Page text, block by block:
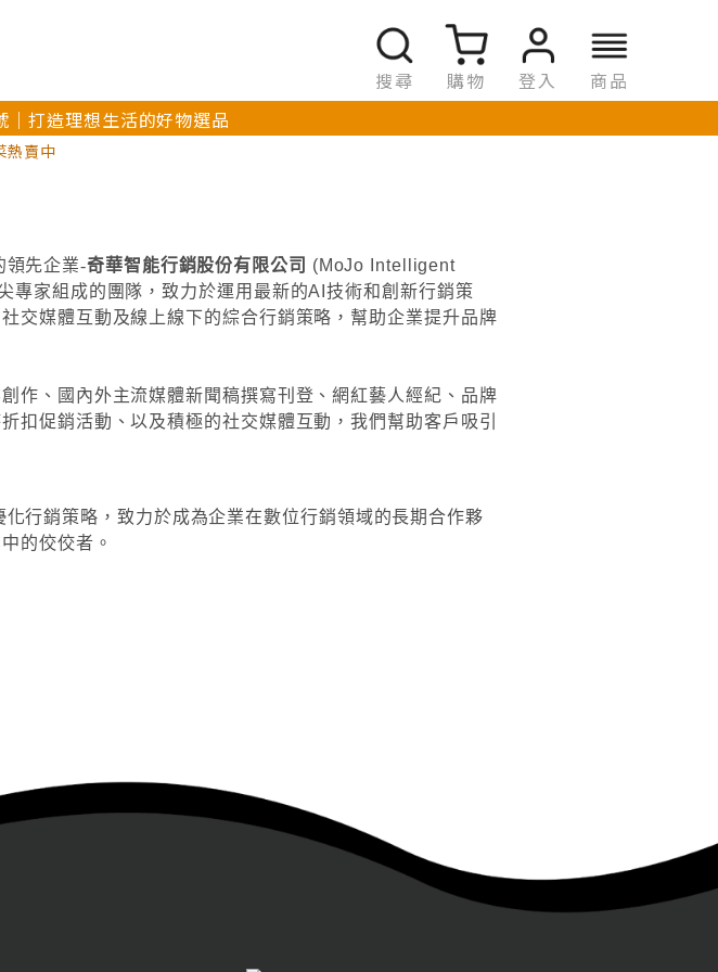
搜尋 購物 登入
商品
打造理想生活的好物選品
熱賣中
領先企業-奇華智能行銷股份有限公司 (MoJo Intelligent
專家組成的團隊，致力於運用最新的AI技術和創新行銷策
交媒體互動及線上線下的綜合行銷策略，幫助企業提升品牌
作、國內外主流媒體新聞稿撰寫刊登、網紅藝人經紀、品牌
扣促銷活動、以及積極的社交媒體互動，我們幫助客戶吸引
行銷策略，致力於成為企業在數位行銷領域的長期合作夥
的佼佼者。